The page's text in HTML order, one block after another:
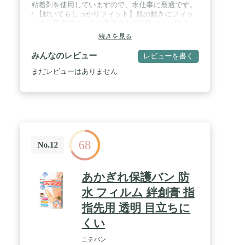
粘着剤を使用していますので、水仕事に最適です。
/ 【動いてもしっかりフィット】肌の動きにフィッ
透湿フィルム、水に強い粘着剤の三層構造により、
肌の動きにしなやかになじみ、キズをしっかり防水
します。 / 【ムレにくい】透湿性にすぐれた素材(不
織布・フィルム・粘着剤)の組み合わせにより、水
は通さないのに通気性が良いので、皮ふがムレた
療機器一般的名称:救急絆創膏♦医療機器の認証番
号・届出番号:13B2X00218131210
続きを見る
みんなのレビュー レビューを書く
まだレビューはありません
No.12 68
あかぎれ保護バン 防
水 フィルム 絆創膏 指
指先用 透明 目立ちに
くい
ニチバン